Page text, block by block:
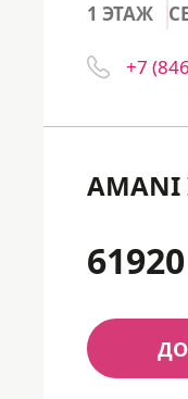
1 ЭТАЖ
+7
AMANI